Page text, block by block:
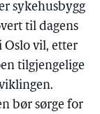
sykehusbygg
til dagens
Oslo vil, etter
tilgjengelige
bør sørge for